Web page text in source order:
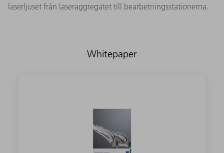
laserljuset från laseraggregatet till bearbetningsstationerna.
Whitepaper